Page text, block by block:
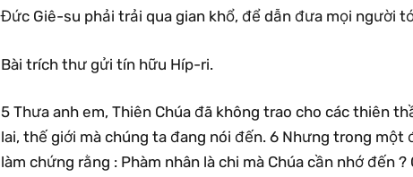
Đức Giê-su phải trải qua gian khổ, để dẫn đưa mọi người
Bài trích thư gửi tín hữu Híp-ri.
5 Thưa anh em, Thiên Chúa đã không trao cho các thiên
lai, thế giới mà chúng ta đang nói đến. 6 Nhưng trong một
làm chứng rằng : Phàm nhân là chi mà Chúa cần nhớ đến